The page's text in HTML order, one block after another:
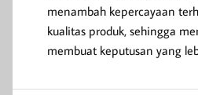
menambah kepercayaan
kualitas produk, sehingga
membuat keputusan yang